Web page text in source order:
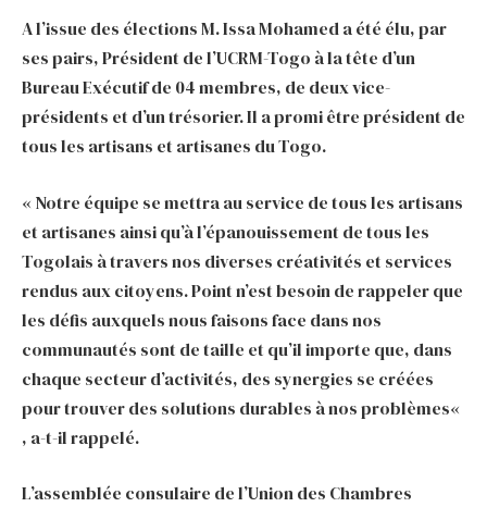
A l’issue des élections M. Issa Mohamed a été élu, par
ses pairs, Président de l’UCRM-Togo à la tête d’un
Bureau Exécutif de 04 membres, de deux vice-
présidents et d’un trésorier. Il a promi être président de
tous les artisans et artisanes du Togo.
« Notre équipe se mettra au service de tous les artisans
et artisanes ainsi qu’à l’épanouissement de tous les
Togolais à travers nos diverses créativités et services
rendus aux citoyens. Point n’est besoin de rappeler que
les défis auxquels nous faisons face dans nos
communautés sont de taille et qu’il importe que, dans
chaque secteur d’activités, des synergies se créées
pour trouver des solutions durables à nos problèmes«
, a-t-il rappelé.
L’assemblée consulaire de l’Union des Chambres